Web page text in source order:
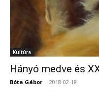
Kultúra
Hányó medve és
Bóta Gábor - 2018-02-18